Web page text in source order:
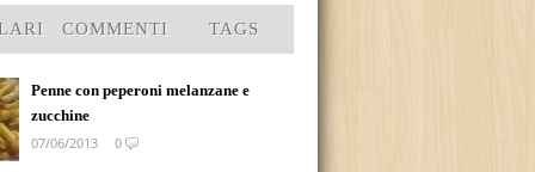
COMMENTI TAGS
Penne con peperoni melanzane e
zucchine
07/06/2013
0